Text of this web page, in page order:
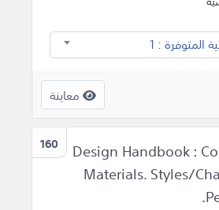
المتوفرة : 1
معاينة
160
Design Handbook :
Materials. Styles/